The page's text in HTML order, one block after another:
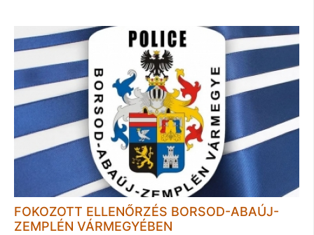
FOKOZOTT ELLENŐRZÉS BORSOD-ABAÚJ-
ZEMPLÉN VÁRMEGYÉBEN